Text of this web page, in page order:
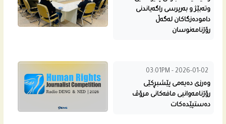
وتەبێژ و بەرپرسی راگەیاندنی
دامودەزگاکان لەگەڵ
رۆژنامەنوسان
03:01PM - 2026-01-02
وه‌رزی ده‌یه‌مى پێشبڕكێی
رۆژنامه‌وانیی مافه‌كانى مرۆڤ
دەستپێدەکات